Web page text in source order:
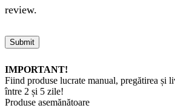
review.
IMPORTANT!
Fiind produse lucrate manual, pregătirea și
între 2 și 5 zile!
Produse asemănătoare